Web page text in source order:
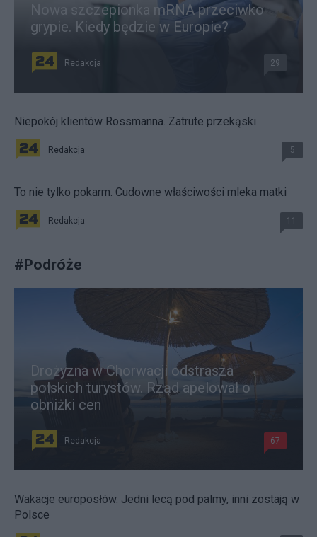
Nowa szczepionka mRNA przeciwko
grypie. Kiedy będzie w Europie?
Redakcja 29
Niepokój klientów Rossmanna. Zatrute przekąski
Redakcja 5
To nie tylko pokarm. Cudowne właściwości mleka matki
Redakcja 11
#Podróże
Drożyzna w Chorwacji odstrasza
polskich turystów. Rząd apelował o
obniżki cen
Redakcja 67
Wakacje europosłów. Jedni lecą pod palmy, inni zostają w
Polsce